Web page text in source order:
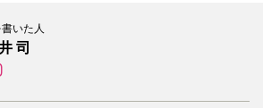
いた人
司